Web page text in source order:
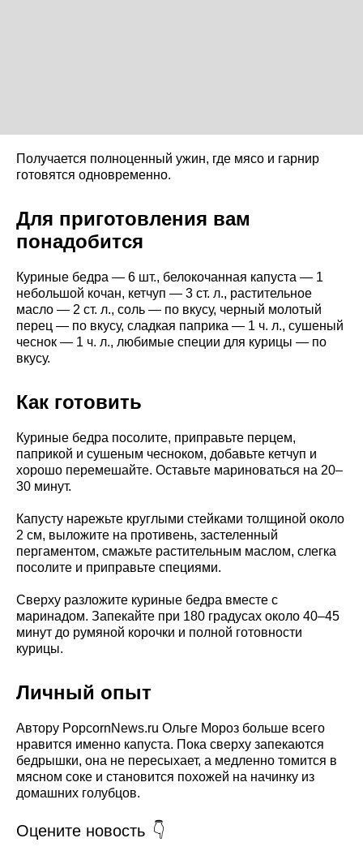
Получается полноценный ужин, где мясо и гарнир
готовятся одновременно.
Для приготовления вам
понадобится
Куриные бедра — 6 шт., белокочанная капуста — 1
небольшой кочан, кетчуп — 3 ст. л., растительное
масло — 2 ст. л., соль — по вкусу, черный молотый
перец — по вкусу, сладкая паприка — 1 ч. л., сушеный
чеснок — 1 ч. л., любимые специи для курицы — по
вкусу.
Как готовить
Куриные бедра посолите, приправьте перцем,
паприкой и сушеным чесноком, добавьте кетчуп и
хорошо перемешайте. Оставьте мариноваться на 20–
30 минут.
Капусту нарежьте круглыми стейками толщиной около
2 см, выложите на противень, застеленный
пергаментом, смажьте растительным маслом, слегка
посолите и приправьте специями.
Сверху разложите куриные бедра вместе с
маринадом. Запекайте при 180 градусах около 40–45
минут до румяной корочки и полной готовности
курицы.
Личный опыт
Автору PopcornNews.ru Ольге Мороз больше всего
нравится именно капуста. Пока сверху запекаются
бедрышки, она не пересыхает, а медленно томится в
мясном соке и становится похожей на начинку из
домашних голубцов.
Оцените новость